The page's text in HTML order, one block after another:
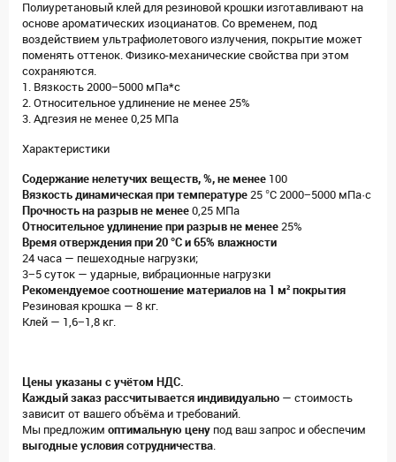
Полиуретановый клей для резиновой крошки изготавливают на
основе ароматических изоцианатов. Со временем, под
воздействием ультрафиолетового излучения, покрытие может
поменять оттенок. Физико-механические свойства при этом
сохраняются.
1. Вязкость 2000−5000 мПа*с
2. Относительное удлинение не менее 25%
3. Адгезия не менее 0,25 МПа
Характеристики
Содержание нелетучих веществ, %, не менее 100
Вязкость динамическая при температуре 25 °C 2000−5000 мПа·с
Прочность на разрыв не менее 0,25 МПа
Относительное удлинение при разрыв не менее 25%
Время отверждения при 20 °C и 65% влажности
24 часа — пешеходные нагрузки;
3−5 суток — ударные, вибрационные нагрузки
Рекомендуемое соотношение материалов на 1 м² покрытия
Резиновая крошка — 8 кг.
Клей — 1,6−1,8 кг.
Цены указаны с учётом НДС.
Каждый заказ рассчитывается индивидуально — стоимость
зависит от вашего объёма и требований.
Мы предложим оптимальную цену под ваш запрос и обеспечим
выгодные условия сотрудничества.